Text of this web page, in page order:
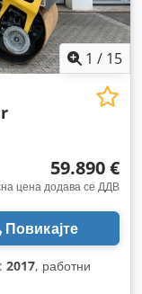
1 / 15
59.890 €
цена додава се ДДВ
Повикајте
2017, работни